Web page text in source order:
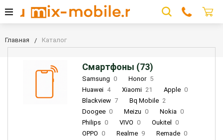
Главная Каталог
Смартфоны (73)
Samsung 0 Honor 5
Huawei 4 Xiaomi 21 Apple 0
Blackview 7 Bq Mobile 2
Doogee 0 Meizu 0 Nokia 0
Philips 0 VIVO 0 Oukitel
0
OPPO 0 Realme 9 Remade 0